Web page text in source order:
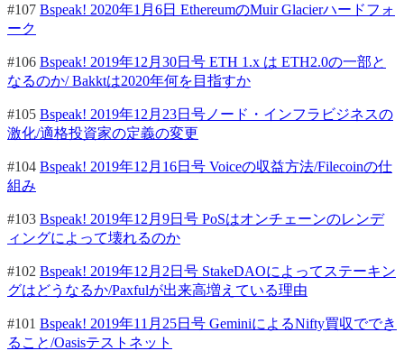
#107 Bspeak! 2020年1月6日 EthereumのMuir Glacierハードフォ
ーク
#106 Bspeak! 2019年12月30日号 ETH 1.x は ETH2.0の一部と
なるのか/ Bakktは2020年何を目指すか
#105 Bspeak! 2019年12月23日号ノード・インフラビジネスの
激化/適格投資家の定義の変更
#104 Bspeak! 2019年12月16日号 Voiceの収益方法/Filecoinの仕
組み
#103 Bspeak! 2019年12月9日号 PoSはオンチェーンのレンデ
ィングによって壊れるのか
#102 Bspeak! 2019年12月2日号 StakeDAOによってステーキン
グはどうなるか/Paxfulが出来高増えている理由
#101 Bspeak! 2019年11月25日号 GeminiによるNifty買収ででき
ること/Oasisテストネット